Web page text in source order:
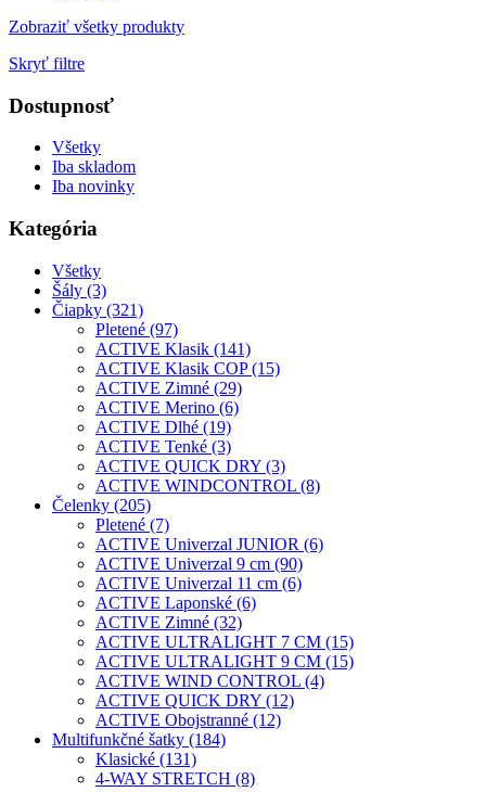
Zobraziť všetky produkty
Skryť filtre
Dostupnosť
Všetky
Iba skladom
Iba novinky
Kategória
Všetky
Šály (3)
Čiapky (321)
Pletené (97)
ACTIVE Klasik (141)
ACTIVE Klasik COP (15)
ACTIVE Zimné (29)
ACTIVE Merino (6)
ACTIVE Dlhé (19)
ACTIVE Tenké (3)
ACTIVE QUICK DRY (3)
ACTIVE WINDCONTROL (8)
Čelenky (205)
Pletené (7)
ACTIVE Univerzal JUNIOR (6)
ACTIVE Univerzal 9 cm (90)
ACTIVE Univerzal 11 cm (6)
ACTIVE Laponské (6)
ACTIVE Zimné (32)
ACTIVE ULTRALIGHT 7 CM (15)
ACTIVE ULTRALIGHT 9 CM (15)
ACTIVE WIND CONTROL (4)
ACTIVE QUICK DRY (12)
ACTIVE Obojstranné (12)
Multifunkčné šatky (184)
Klasické (131)
4-WAY STRETCH (8)